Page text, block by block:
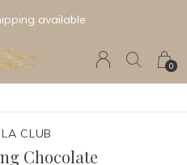
0
available
CLUB
Chocolate